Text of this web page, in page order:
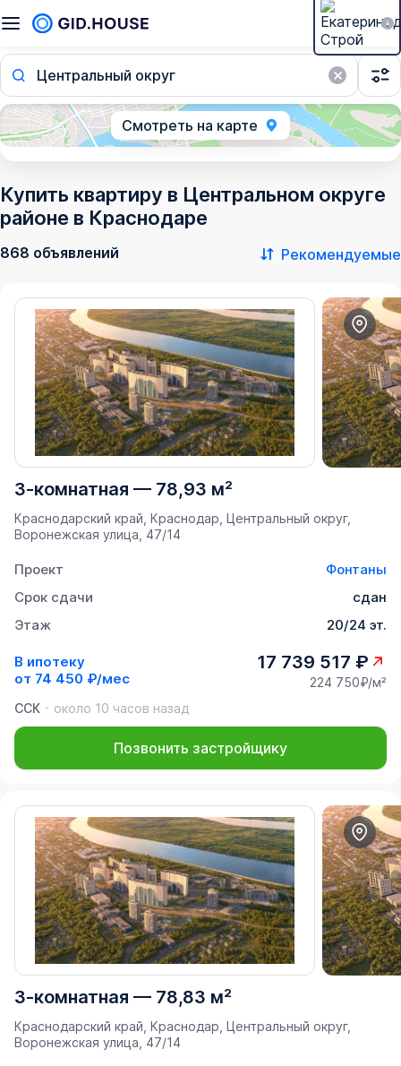
Центральный округ
Смотреть на карте
Купить квартиру в Центральном округе
районе в Краснодаре
868 объявлений Рекомендуемые
3-комнатная — 78,93 м²
Краснодарский край, Краснодар, Центральный округ,
Воронежская улица, 47/14
Проект
Фонтаны
Срок сдачи
сдан
Этаж
20/24 эт.
В ипотеку
от 74 450 ₽/мес
17 739 517 ₽
224 750₽/м²
ССК
около 10 часов назад
Позвонить застройщику
3-комнатная — 78,83 м²
Краснодарский край, Краснодар, Центральный округ,
Воронежская улица, 47/14